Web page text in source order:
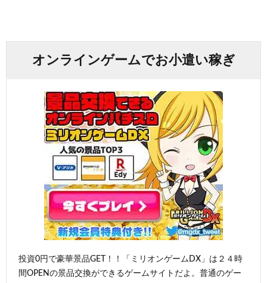
オンラインゲームでお小遣い稼ぎ
投資0円で豪華景品GET！！「ミリオンゲームDX」は２４時
間OPENの景品交換ができるゲームサイトだよ。普通のゲー